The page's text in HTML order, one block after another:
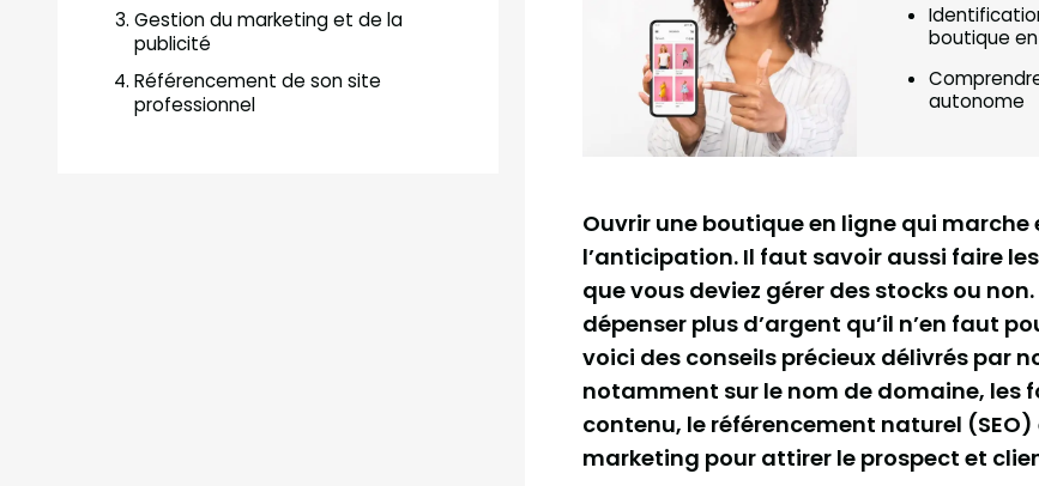
Gestion du marketing et de la
publicité
Référencement de son site
professionnel
boutique
autonome
Ouvrir une boutique en ligne qui
l’anticipation. Il faut savoir aussi faire
que vous deviez gérer des stocks ou
dépenser plus d’argent qu’il n’en faut
voici des conseils précieux délivrés par
notamment sur le nom de domaine, les
contenu, le référencement naturel
marketing pour attirer le prospect et